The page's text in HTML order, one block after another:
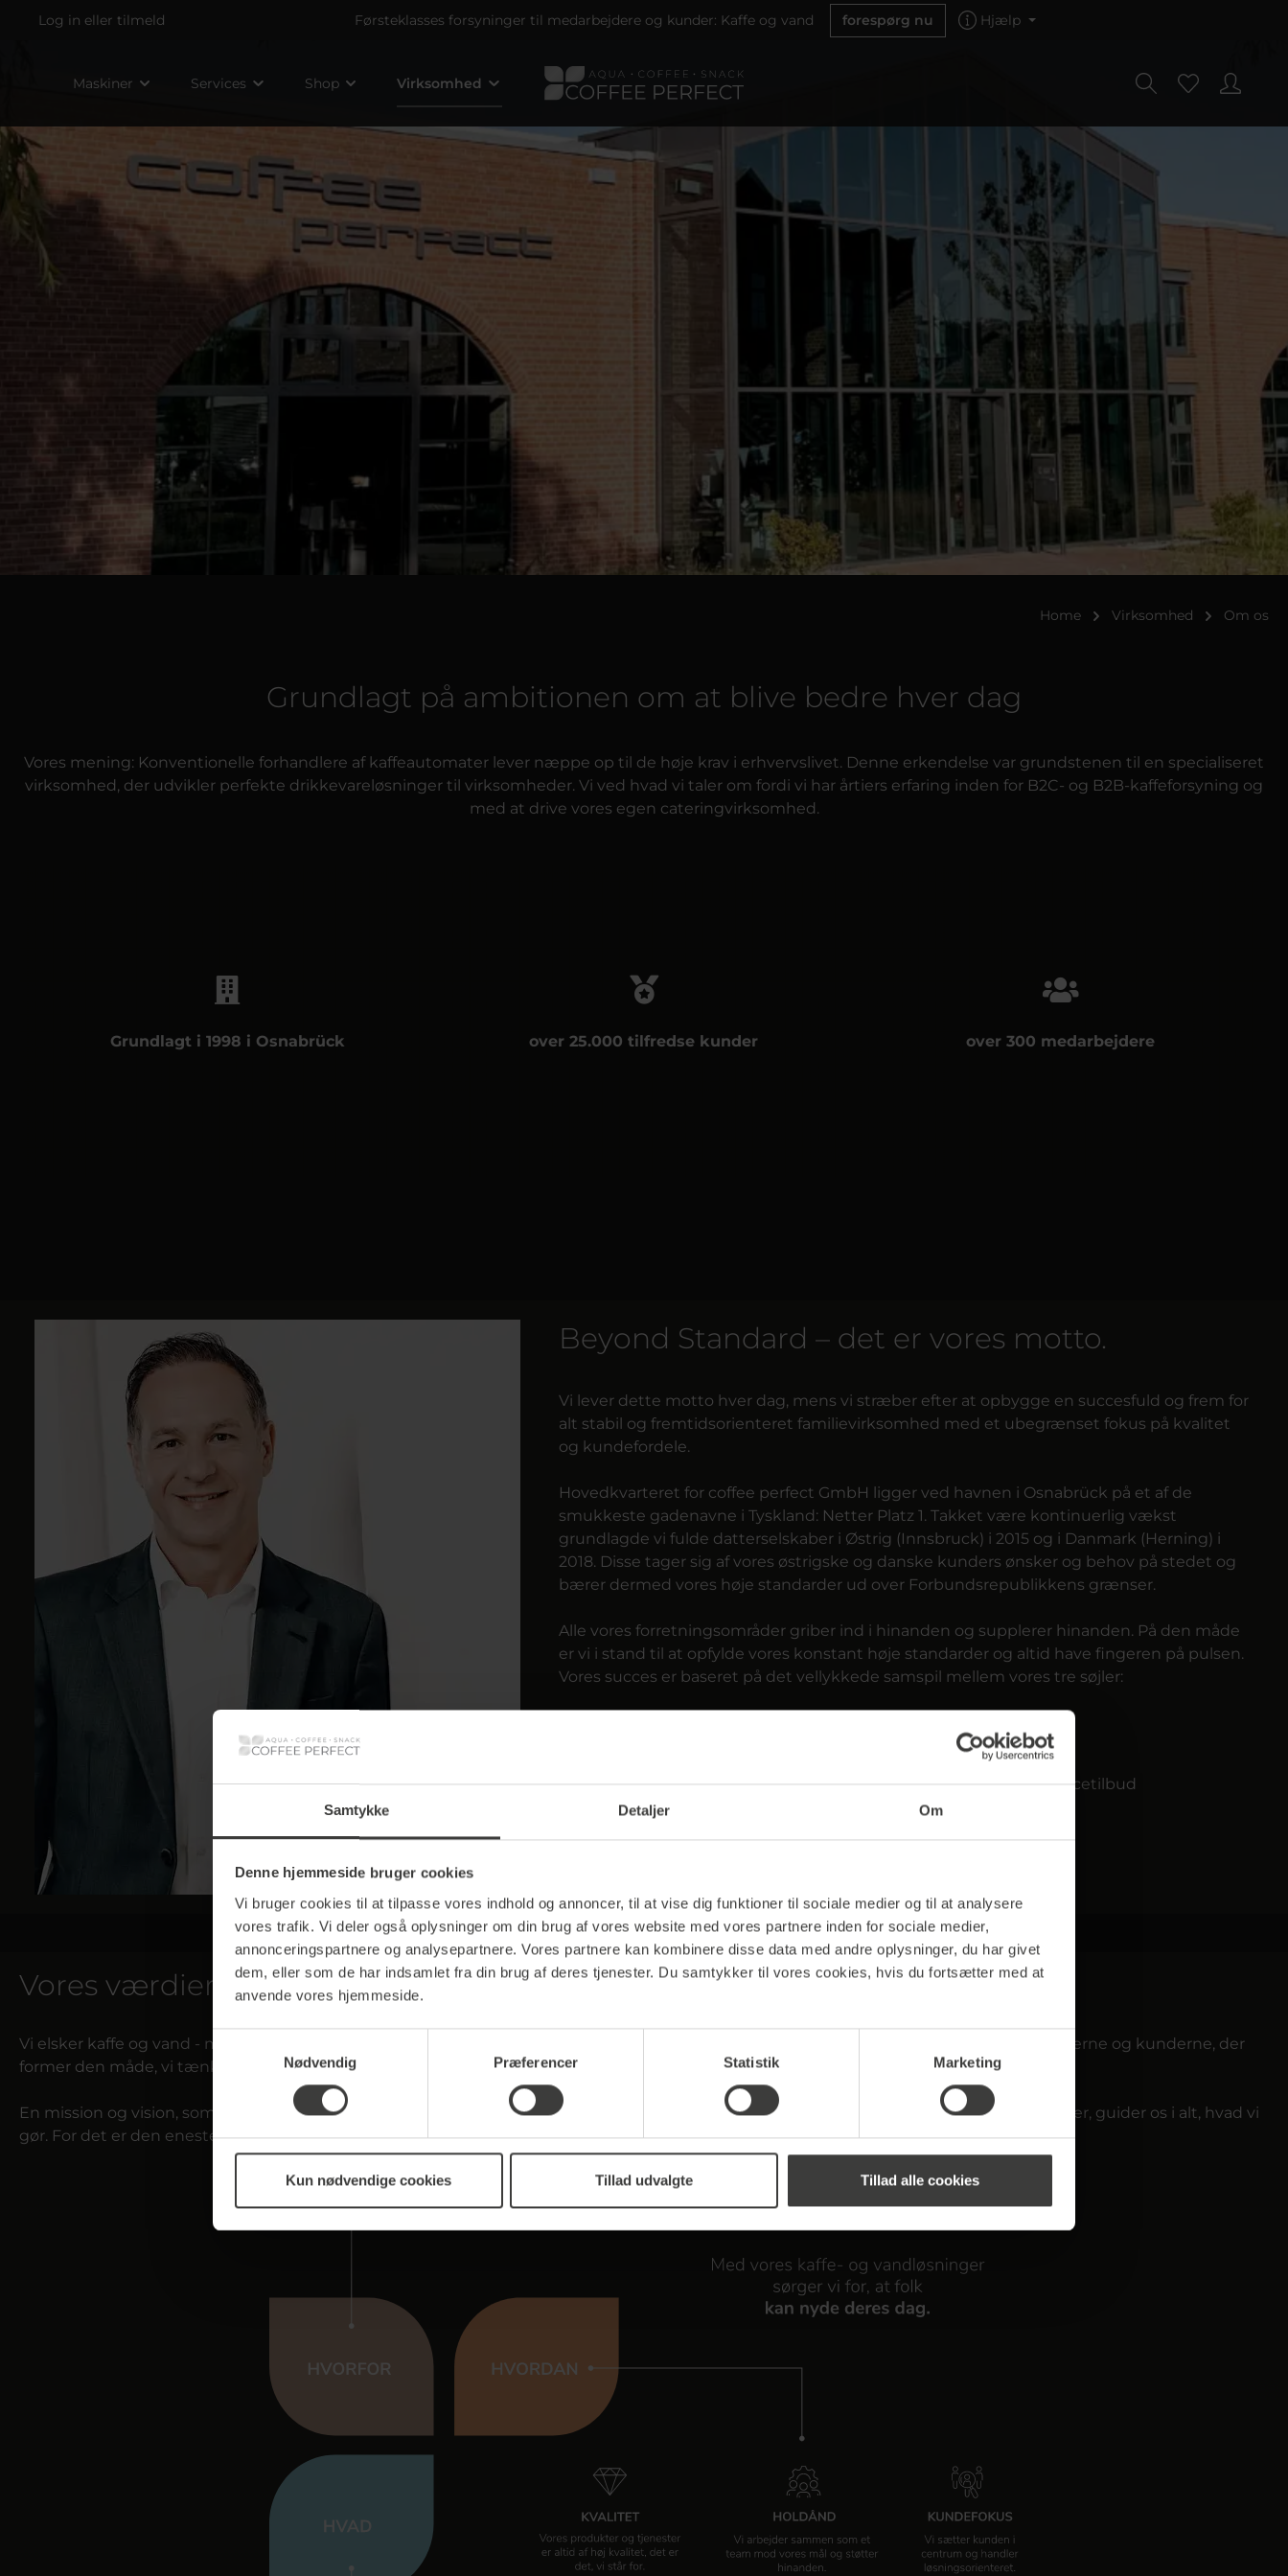
Samtykke Detaljer Om
Denne hjemmeside bruger cookies
Vi bruger cookies til at tilpasse vores indhold og annoncer, til at vise dig funktioner til sociale medier og til at analysere
vores trafik. Vi deler også oplysninger om din brug af vores website med vores partnere inden for sociale medier,
annonceringspartnere og analysepartnere. Vores partnere kan kombinere disse data med andre oplysninger, du har givet
dem, eller som de har indsamlet fra din brug af deres tjenester. Du samtykker til vores cookies, hvis du fortsætter med at
anvende vores hjemmeside.
Samtykkevalg
Nødvendig
Præferencer Statistik Marketing
Kun nødvendige cookies Tillad udvalgte Tillad alle cookies
Log in eller tilmeld Førsteklasses forsyninger til medarbejdere og kunder: Kaffe og vand forespørg nu Hjælp
Maskiner Services Shop Virksomhed
Home Virksomhed Om os
Grundlagt på ambitionen om at blive bedre hver dag
Vores mening: Konventionelle forhandlere af kaffeautomater lever næppe op til de høje krav i erhvervslivet. Denne erkendelse var grundstenen til en specialiseret
virksomhed, der udvikler perfekte drikkevareløsninger til virksomheder. Vi ved hvad vi taler om fordi vi har årtiers erfaring inden for B2C- og B2B-kaffeforsyning og
med at drive vores egen cateringvirksomhed.
Grundlagt i 1998 i Osnabrück over 25.000 tilfredse kunder over 300 medarbejdere
Dr. Heiko Kroll
Beyond Standard – det er vores motto.
Vi lever dette motto hver dag, mens vi stræber efter at opbygge en succesfuld og frem for
alt stabil og fremtidsorienteret familievirksomhed med et ubegrænset fokus på kvalitet
og kundefordele.
Hovedkvarteret for coffee perfect GmbH ligger ved havnen i Osnabrück på et af de
smukkeste gadenavne i Tyskland: Netter Platz 1. Takket være kontinuerlig vækst
grundlagde vi fulde datterselskaber i Østrig (Innsbruck) i 2015 og i Danmark (Herning) i
2018. Disse tager sig af vores østrigske og danske kunders ønsker og behov på stedet og
bærer dermed vores høje standarder ud over Forbundsrepublikkens grænser.
Alle vores forretningsområder griber ind i hinanden og supplerer hinanden. På den måde
er vi i stand til at opfylde vores konstant høje standarder og altid have fingeren på pulsen.
Vores succes er baseret på det vellykkede samspil mellem vores tre søjler:
Salg af fuldautomatiske kaffemaskiner og friskvandsdispensere
Salg af påfyldningsprodukter, såsom kaffe, toppings og kakao
Det omfattende og interne tekniske vedligeholdelses- og servicetilbud
Vores værdier
Vi elsker kaffe og vand - men det er ikke grunden til, at coffee perfect findes. Der ligger meget mere bag coffee perfect. Det er medarbejderne og kunderne, der
former den måde, vi tænker og handler på, og som har skabt virksomhedens mission og brandets DNA.
En mission og vision, som vi alle deler, og som vi nyder at komme på arbejde for hver dag. Vores passion og erfaring, såvel som vores værdier, guider os i alt, hvad vi
gør. For det er den eneste måde, vi kan blive bedre hver dag - for os selv og for vores kunder.